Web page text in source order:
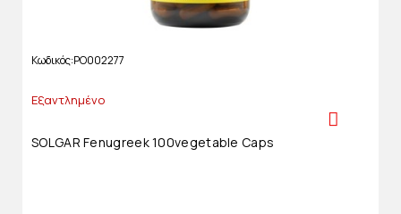
Κωδικός PO002277
Εξαντλημένο
SOLGAR Fenugreek 100vegetable Caps